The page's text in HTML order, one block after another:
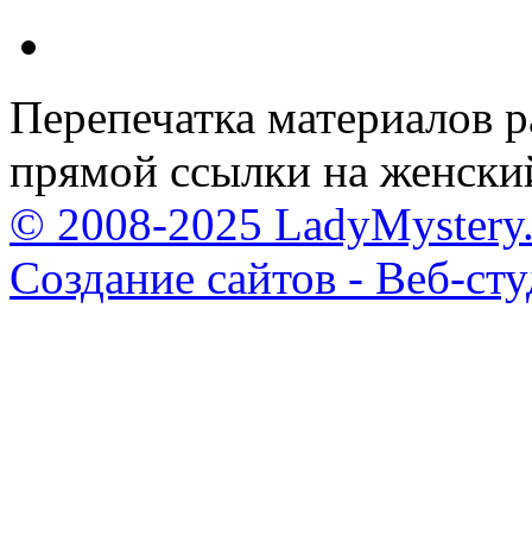
Перепечатка материалов
прямой ссылки на
© 2008-2025
Создание сайтов - Веб-